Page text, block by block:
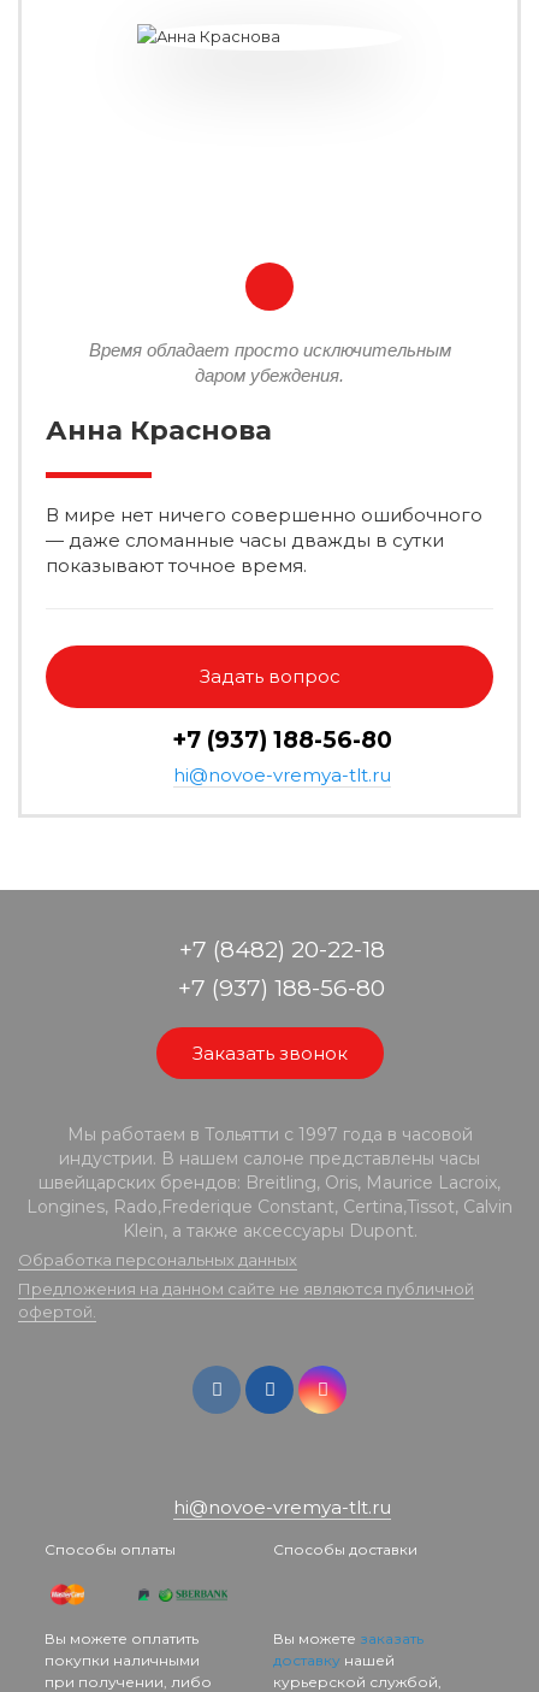
Время обладает просто исключительным
даром убеждения.
Анна Краснова
В мире нет ничего совершенно ошибочного
— даже сломанные часы дважды в сутки
показывают точное время.
Задать вопрос
+7 (937) 188-56-80
hi@novoe-vremya-tlt.ru
+7 (8482) 20-22-18
+7 (937) 188-56-80
Заказать звонок
Мы работаем в Тольятти с 1997 года в часовой
индустрии. В нашем салоне представлены часы
швейцарских брендов: Breitling, Oris, Maurice Lacroix,
Longines, Rado,Frederique Constant, Certina,Tissot, Calvin
Klein, а также аксессуары Dupont.
Обработка персональных данных
Предложения на данном сайте не являются публичной
офертой.
hi@novoe-vremya-tlt.ru
Способы оплаты
Вы можете оплатить
покупки наличными
при получении, либо
Способы доставки
Вы можете заказать
доставкунашей
курьерской службой,